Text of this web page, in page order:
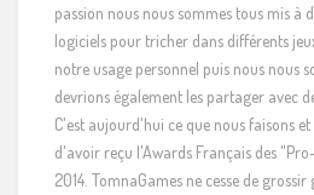
passion nous nous sommes tous mis à
logiciels pour tricher dans différents
notre usage personnel puis nous nous
devrions également les partager avec
C'est aujourd'hui ce que nous faisons
d'avoir reçu l'Awards Français des
2014. TomnaGames ne cesse de